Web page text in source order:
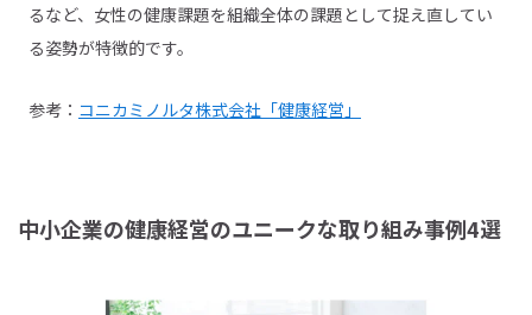
るなど、女性の健康課題を組織全体の課題として捉え直してい
る姿勢が特徴的です。
参考： コニカミノルタ株式会社「健康経営」
中小企業の健康経営のユニークな取り組み事例4選